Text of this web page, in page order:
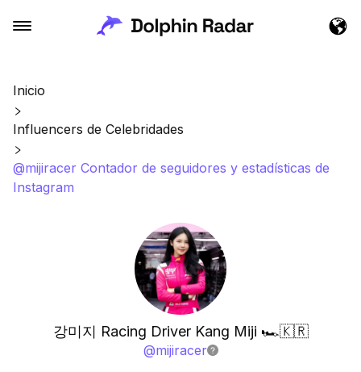
Inicio
Influencers de Celebridades
@mijiracer Contador de seguidores y estadísticas de
Instagram
강미지 Racing Driver Kang Miji 🏎🇰🇷
@mijiracer